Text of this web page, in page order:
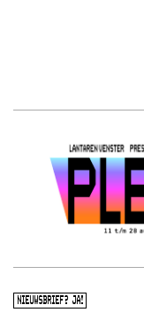
NIEUWSBRIEF? JA!